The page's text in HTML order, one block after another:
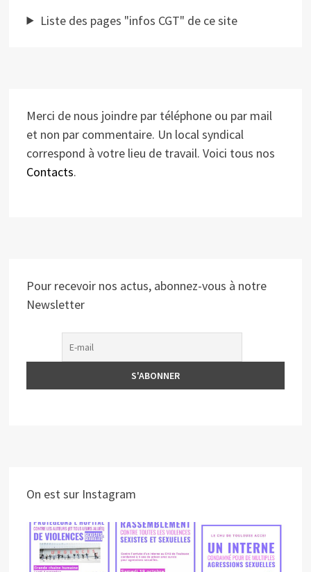
Liste des pages "infos CGT" de ce site
Merci de nous joindre par téléphone ou par mail
et non par commentaire. Un local syndical
correspond à votre lieu de travail. Voici tous nos
Contacts.
Pour recevoir nos actus, abonnez-vous à notre
Newsletter
On est sur Instagram